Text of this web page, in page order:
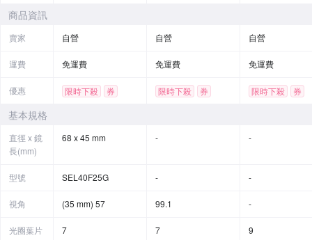
商品資訊
賣家 自營 自營 自營
運費 免運費 免運費 免運費
優惠 限時下殺 券 限時下殺 券 限時下殺 券
基本規格
直徑 x 鏡
長(mm)
68 x 45 mm - -
型號 SEL40F25G - -
視角 (35 mm) 57 99.1 -
光圈葉片
7 7 9